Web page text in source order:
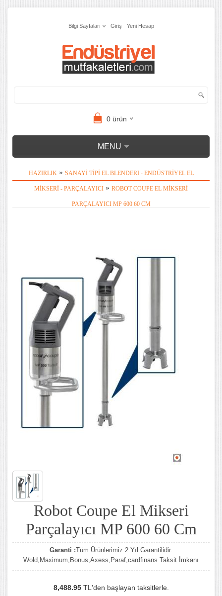
Bilgi Sayfaları Giriş Yeni Hesap
0ürün
MENU
HAZIRLIK » SANAYI TIPI EL BLENDERI - ENDÜSTRIYEL EL
MIKSERI - PARÇALAYICI » ROBOT COUPE EL MIKSERI
PARÇALAYICI MP 600 60 CM
Robot Coupe El Mikseri
Parçalayıcı MP 600 60 Cm
Garanti :Tüm Ürünlerimiz 2 Yıl Garantilidir.
Wold,Maximum,Bonus,Axess,Paraf,cardfinans Taksit İmkanı
8,488.95TL'den başlayan taksitlerle.